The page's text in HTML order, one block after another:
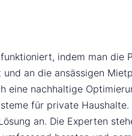
indem man die
an die ansässigen
nachhaltige
für private
an. Die Experten